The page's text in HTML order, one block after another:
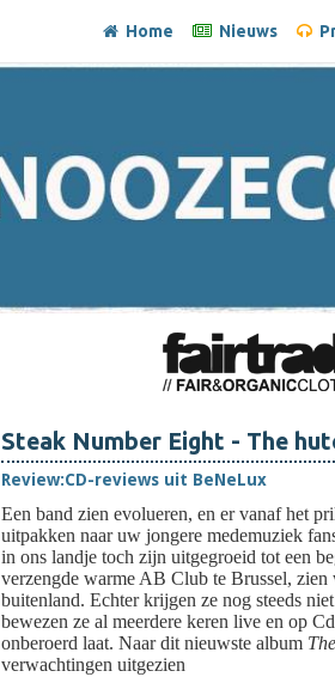
Home Nieuws
Steak Number Eight - The
Review:CD-reviews uit BeNeLux
Een band zien evolueren, en er vanaf het
uitpakken naar uw jongere medemuziek
in ons landje toch zijn uitgegroeid tot een
verzengde warme AB Club te Brussel,
buitenland. Echter krijgen ze nog steeds
bewezen ze al meerdere keren live en op
onberoerd laat. Naar dit nieuwste album
verwachtingen uitgezien